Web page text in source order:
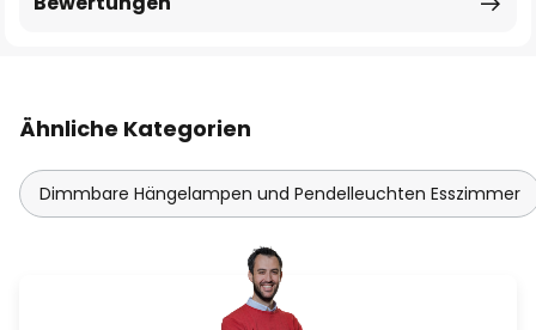
Ähnliche Kategorien
Dimmbare Hängelampen und Pendelleuchten Esszimmer